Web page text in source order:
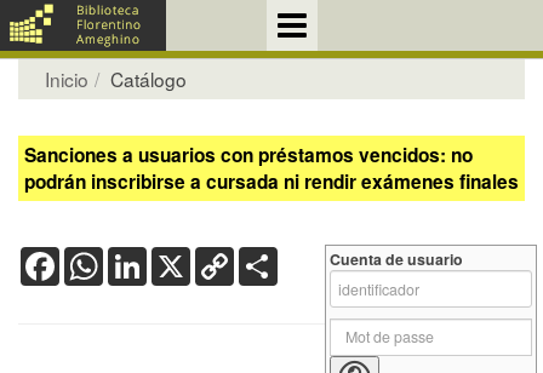
Inicio Catálogo
Sanciones a usuarios con préstamos vencidos: no
podrán inscribirse a cursada ni rendir exámenes finales
FacebookWhatsApp
LinkedIn
X Copy
Link
Cuenta de usuario